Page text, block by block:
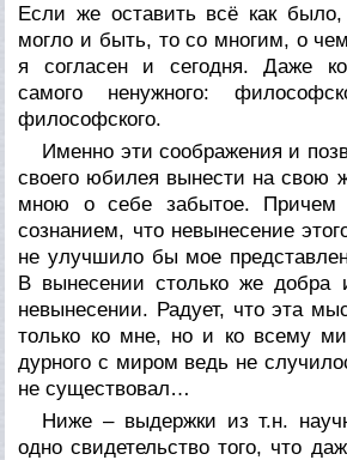
Если же оставить всё как
могло и быть, то со многим, о
я согласен и сегодня. Даже
самого ненужного:
философского.
Именно эти соображения и
своего юбилея вынести на свою
мною о себе забытое.
сознанием, что невынесение
не улучшило бы мое
В вынесении столько же добра
невынесении. Радует, что эта
только ко мне, но и ко всему
дурного с миром ведь не
не существовал…
Ниже – выдержки из т.н.
одно свидетельство того, что